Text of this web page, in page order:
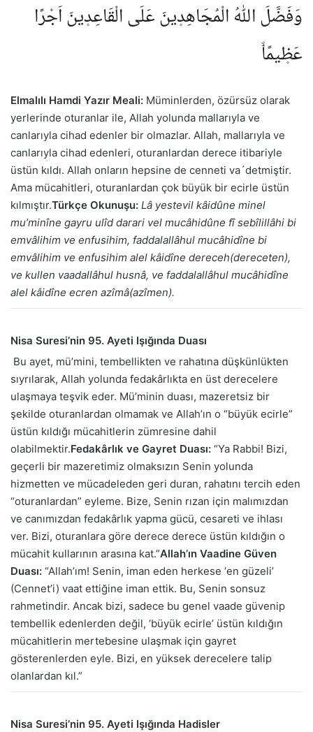
وَفَضَّلَ اللّٰهُ الْمُجَاهِد۪ينَ عَلَى الْقَاعِد۪ينَ اَجْرًا
عَظ۪يمًاۙ
Elmalılı Hamdi Yazır Meali: Müminlerden, özürsüz olarak
yerlerinde oturanlar ile, Allah yolunda mallarıyla ve
canlarıyla cihad edenler bir olmazlar. Allah, mallarıyla ve
canlarıyla cihad edenleri, oturanlardan derece itibariyle
üstün kıldı. Allah onların hepsine de cenneti va´detmiştir.
Ama mücahitleri, oturanlardan çok büyük bir ecirle üstün
kılmıştır.Türkçe Okunuşu: Lâ yestevil kâidûne minel
mu’minîne gayru ulîd darari vel mucâhidûne fî sebîlillâhi bi
emvâlihim ve enfusihim, faddalallâhul mucâhidîne bi
emvâlihim ve enfusihim alel kâidîne dereceh(dereceten),
ve kullen vaadallâhul husnâ, ve faddalallâhul mucâhidîne
alel kâidîne ecren azîmâ(azîmen).
Nisa Suresi’nin 95. Ayeti Işığında Duası
Bu ayet, mü’mini, tembellikten ve rahatına düşkünlükten
sıyrılarak, Allah yolunda fedakârlıkta en üst derecelere
ulaşmaya teşvik eder. Mü’minin duası, mazeretsiz bir
şekilde oturanlardan olmamak ve Allah’ın o “büyük ecirle”
üstün kıldığı mücahitlerin zümresine dahil
olabilmektir.Fedakârlık ve Gayret Duası: “Ya Rabbi! Bizi,
geçerli bir mazeretimiz olmaksızın Senin yolunda
hizmetten ve mücadeleden geri duran, rahatını tercih eden
“oturanlardan” eyleme. Bize, Senin rızan için malımızdan
ve canımızdan fedakârlık yapma gücü, cesareti ve ihlası
ver. Bizi, oturanlara göre derece derece üstün kıldığın o
mücahit kullarının arasına kat.”Allah’ın Vaadine Güven
Duası: “Allah’ım! Senin, iman eden herkese ‘en güzeli’
(Cennet’i) vaat ettiğine iman ettik. Bu, Senin sonsuz
rahmetindir. Ancak bizi, sadece bu genel vaade güvenip
tembellik edenlerden değil, ‘büyük ecirle’ üstün kıldığın
mücahitlerin mertebesine ulaşmak için gayret
gösterenlerden eyle. Bizi, en yüksek derecelere talip
olanlardan kıl.”
Nisa Suresi’nin 95. Ayeti Işığında Hadisler